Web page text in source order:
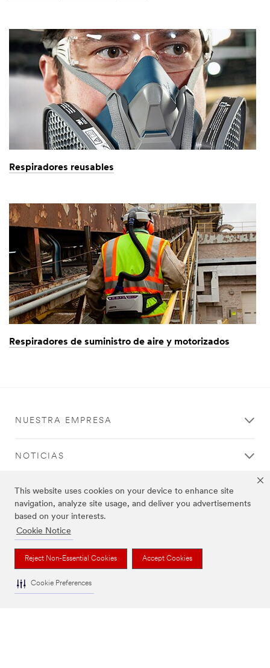
This website uses cookies on your device to enhance site
navigation, analyze site usage, and deliver you advertisements
based on your interests.
Cookie Notice
Reject Non-Essential Cookies Accept Cookies
Cookie Preferences
Respiradores reusables
Respiradores de suministro de aire y motorizados
NUESTRA EMPRESA
NOTICIAS
MARCO REGULATORIO
AYUDA
Aviso Legal